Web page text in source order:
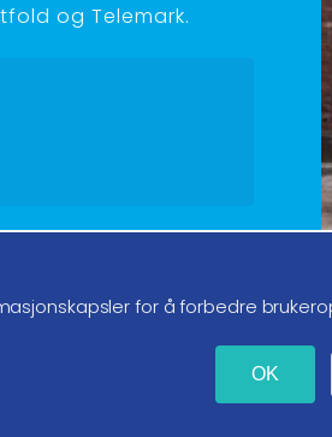
og Telemark.
for å forbedre
OK